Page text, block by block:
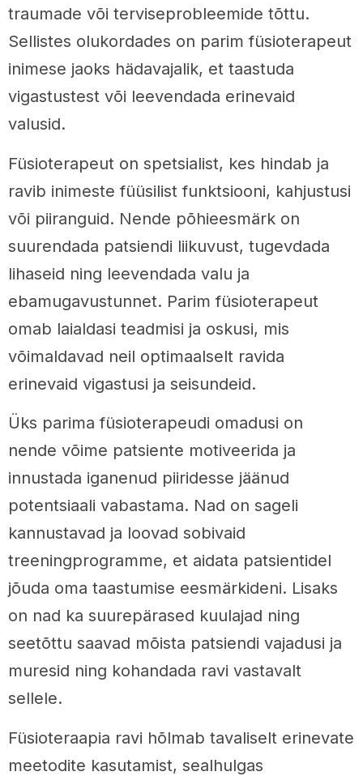
traumade või terviseprobleemide tõttu.
Sellistes olukordades on parim füsioterapeut
inimese jaoks hädavajalik, et taastuda
vigastustest või leevendada erinevaid
valusid.
Füsioterapeut on spetsialist, kes hindab ja
ravib inimeste füüsilist funktsiooni, kahjustusi
või piiranguid. Nende põhieesmärk on
suurendada patsiendi liikuvust, tugevdada
lihaseid ning leevendada valu ja
ebamugavustunnet. Parim füsioterapeut
omab laialdasi teadmisi ja oskusi, mis
võimaldavad neil optimaalselt ravida
erinevaid vigastusi ja seisundeid.
Üks parima füsioterapeudi omadusi on
nende võime patsiente motiveerida ja
innustada iganenud piiridesse jäänud
potentsiaali vabastama. Nad on sageli
kannustavad ja loovad sobivaid
treeningprogramme, et aidata patsientidel
jõuda oma taastumise eesmärkideni. Lisaks
on nad ka suurepärased kuulajad ning
seetõttu saavad mõista patsiendi vajadusi ja
muresid ning kohandada ravi vastavalt
sellele.
Füsioteraapia ravi hõlmab tavaliselt erinevate
meetodite kasutamist, sealhulgas